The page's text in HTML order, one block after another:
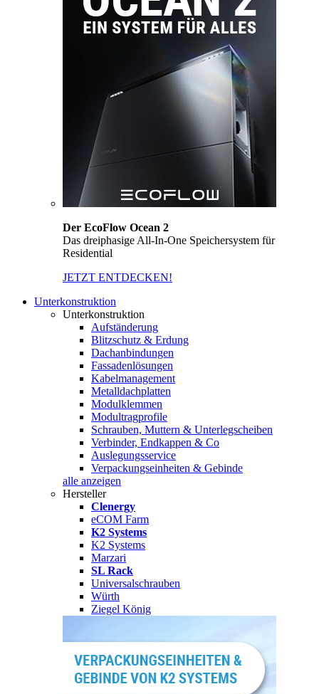
Der EcoFlow Ocean 2
Das dreiphasige All-In-One Speichersystem für
Residential
JETZT ENTDECKEN!
Unterkonstruktion
Unterkonstruktion
Aufständerung
Blitzschutz & Erdung
Dachanbindungen
Fassadenlösungen
Kabelmanagement
Metalldachplatten
Modulklemmen
Modultragprofile
Schrauben, Muttern & Unterlegscheiben
Verbinder, Endkappen & Co
Auslegungsservice
Verpackungseinheiten & Gebinde
alle anzeigen
Hersteller
Clenergy
eCOM Farm
K2 Systems
K2 Systems
Marzari
SL Rack
Universalschrauben
Würth
Ziegel König